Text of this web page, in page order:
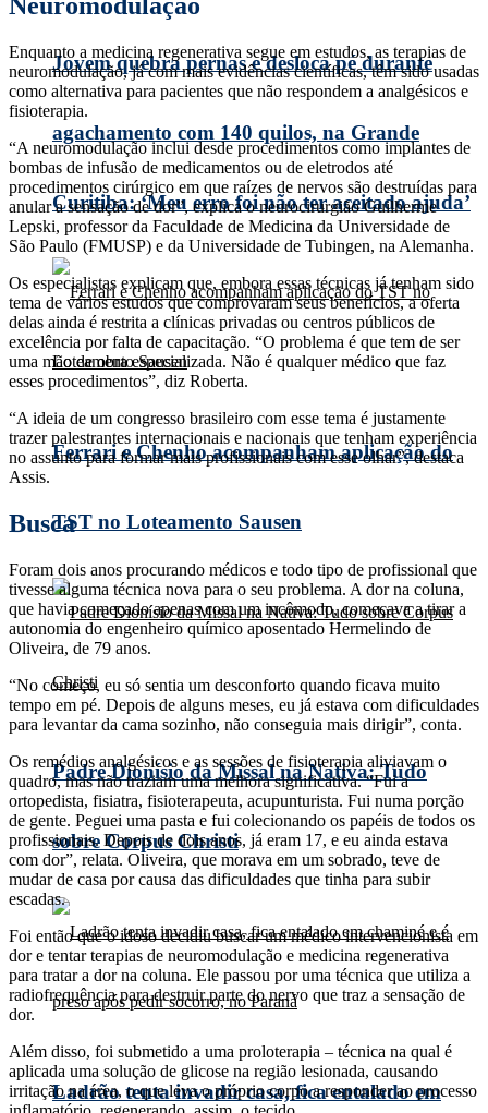
Jovem quebra pernas e desloca pé durante
agachamento com 140 quilos, na Grande
Curitiba: ‘Meu erro foi não ter aceitado ajuda’
Ferrari e Chenho acompanham aplicação do
TST no Loteamento Sausen
Padre Dionísio da Missal na Nativa: Tudo
sobre Corpus Christi
Ladrão tenta invadir casa, fica entalado em
Enquanto a medicina regenerativa segue em estudos, as terapias de
neuromodulação, já com mais evidências científicas, têm sido usadas
como alternativa para pacientes que não respondem a analgésicos e
fisioterapia.
“A neuromodulação inclui desde procedimentos como implantes de
bombas de infusão de medicamentos ou de eletrodos até
procedimentos cirúrgico em que raízes de nervos são destruídas para
anular a sensação de dor”, explica o neurocirurgião Guilherme
Lepski, professor da Faculdade de Medicina da Universidade de
São Paulo (FMUSP) e da Universidade de Tubingen, na Alemanha.
Os especialistas explicam que, embora essas técnicas já tenham sido
tema de vários estudos que comprovaram seus benefícios, a oferta
delas ainda é restrita a clínicas privadas ou centros públicos de
excelência por falta de capacitação. “O problema é que tem de ser
uma mão de obra especializada. Não é qualquer médico que faz
esses procedimentos”, diz Roberta.
“A ideia de um congresso brasileiro com esse tema é justamente
trazer palestrantes internacionais e nacionais que tenham experiência
no assunto para formar mais profissionais com esse olhar”, destaca
Assis.
Busca
Foram dois anos procurando médicos e todo tipo de profissional que
tivesse alguma técnica nova para o seu problema. A dor na coluna,
que havia começado apenas com um incômodo, começava a tirar a
autonomia do engenheiro químico aposentado Hermelindo de
Oliveira, de 79 anos.
“No começo, eu só sentia um desconforto quando ficava muito
tempo em pé. Depois de alguns meses, eu já estava com dificuldades
para levantar da cama sozinho, não conseguia mais dirigir”, conta.
Os remédios analgésicos e as sessões de fisioterapia aliviavam o
quadro, mas não traziam uma melhora significativa. “Fui a
ortopedista, fisiatra, fisioterapeuta, acupunturista. Fui numa porção
de gente. Peguei uma pasta e fui colecionando os papéis de todos os
profissionais. Depois de dois anos, já eram 17, e eu ainda estava
com dor”, relata. Oliveira, que morava em um sobrado, teve de
mudar de casa por causa das dificuldades que tinha para subir
escadas.
Foi então que o idoso decidiu buscar um médico intervencionista em
dor e tentar terapias de neuromodulação e medicina regenerativa
para tratar a dor na coluna. Ele passou por uma técnica que utiliza a
radiofrequência para destruir parte do nervo que traz a sensação de
dor.
Além disso, foi submetido a uma proloterapia – técnica na qual é
aplicada uma solução de glicose na região lesionada, causando
irritação na área, o que leva o próprio corpo a responder ao processo